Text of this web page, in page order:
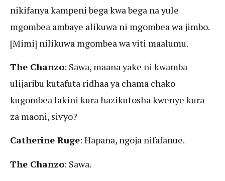
nikifanya kampeni bega kwa bega na yule
mgombea ambaye alikuwa ni mgombea wa jimbo.
[Mimi] nilikuwa mgombea wa viti maalumu.
The Chanzo: Sawa, maana yake ni kwamba
ulijaribu kutafuta ridhaa ya chama chako
kugombea lakini kura hazikutosha kwenye kura
za maoni, sivyo?
Catherine Ruge: Hapana, ngoja nifafanue.
The Chanzo: Sawa.